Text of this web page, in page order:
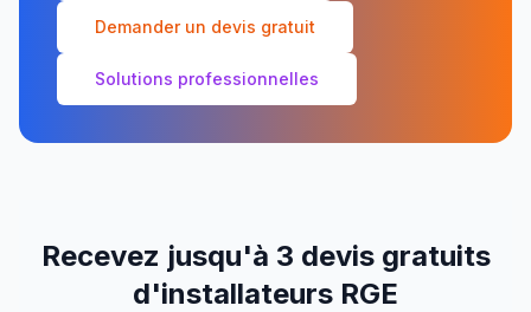
Demander un devis gratuit
Solutions professionnelles
Recevez jusqu'à 3 devis gratuits
d'installateurs RGE